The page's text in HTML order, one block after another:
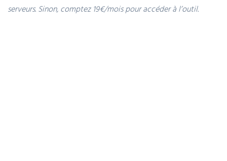
serveurs. Sinon, comptez 19€/mois pour accéder à l’outil.